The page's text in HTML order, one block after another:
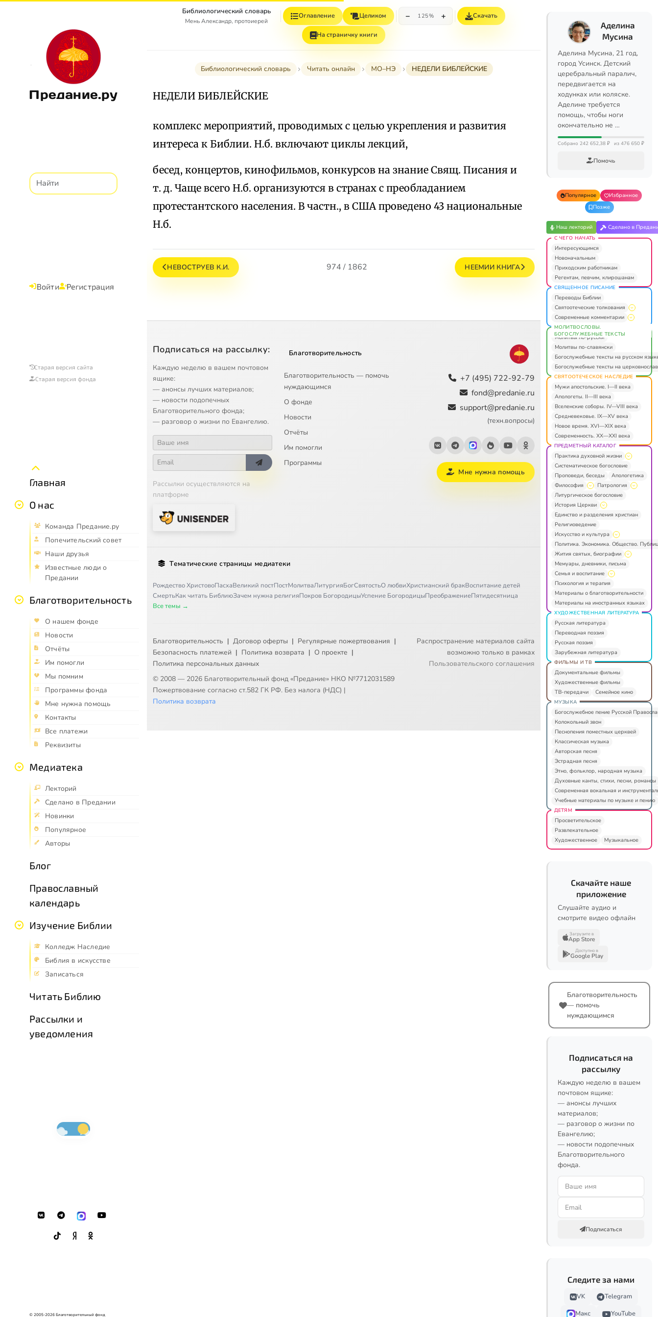
Предание.ру
Войти Регистрация
Старая версия сайта
Старая версия фонда
Главная
О нас
Команда Предание.ру
Попечительский совет
Наши друзья
Известные люди о
Предании
Благотворительность
О нашем фонде
Новости
Отчёты
Им помогли
Мы помним
Программы фонда
Мне нужна помощь
Контакты
Все платежи
Реквизиты
Медиатека
Лекторий
Сделано в Предании
Новинки
Популярное
Авторы
Блог
Православный
календарь
Изучение Библии
Колледж Наследие
Библия в искусстве
Записаться
Читать Библию
Рассылки и
уведомления
© 2005-2026 Благотворительный фонд
Библиологический словарь
Мень Александр, протоиерей
Оглавление Целиком − 125% + Скачать
На страничку книги
Библиологический словарь Читать онлайн МО–НЭ НЕДЕЛИ БИБЛЕЙСКИЕ
НЕДЕЛИ БИБЛЕЙСКИЕ
комплекс мероприятий, проводимых с целью укрепления и развития
интереса к Библии. Н.б. включают циклы лекций,
бесед, концертов, кинофильмов, конкурсов на знание Свящ. Писания и
т. д. Чаще всего Н.б. организуются в странах с преобладанием
протестантского населения. В частн., в США проведено 43 национальные
Н.б.
НЕВОСТРУЕВ К.И. 974 / 1862 НЕЕМИИ КНИГА
Подписаться на рассылку:
Каждую неделю в вашем почтовом
ящике:
— анонсы лучших материалов;
— новости подопечных
Благотворительного фонда;
— разговор о жизни по Евангелию.
Рассылки осуществляются на
платформе
Благотворительность
Благотворительность — помочь
нуждающимся
О фонде
Новости
Отчёты
Им помогли
Программы
+7 (495) 722-92-79
fond@predanie.ru
support@predanie.ru
(техн.вопросы)
Мне нужна помощь
Тематические страницы медиатеки
Рождество ХристовоПасхаВеликий постПостМолитваЛитургияБогСвятостьО любвиХристианский бракВоспитание детей
СмертьКак читать БиблиюЗачем нужна религияПокров БогородицыУспение БогородицыПреображениеПятидесятница
Все темы →
Благотворительность | Договор оферты | Регулярные пожертвования |
Безопасность платежей | Политика возврата | О проекте |
Политика персональных данных
© 2008 — 2026 Благотворительный фонд «Предание» НКО №7712031589
Пожертвование согласно ст.582 ГК РФ. Без налога (НДС) |
Политика возврата
Распространение материалов сайта
возможно только в рамках
Пользовательского соглашения
Аделина
Мусина
Аделина Мусина, 21 год,
город Усинск. Детский
церебральный паралич,
передвигается на
ходунках или коляске.
Аделине требуется
помощь, чтобы ноги
окончательно не …
Собрано 242 652,38 ₽ из 476 650 ₽
Помочь
Популярное
Избранное
Позже
Наш лекторий Сделано в
С ЧЕГО НАЧАТЬ
Интересующимся
Новоначальным
Приходским работникам
Регентам, певчим, клирошанам
СВЯЩЕННОЕ ПИСАНИЕ
Переводы Библии
Святоотеческие толкования
Современные комментарии
МОЛИТВОСЛОВЫ.
БОГОСЛУЖЕБНЫЕ ТЕКСТЫ
Молитвы по-русски
Молитвы по-славянски
Богослужебные тексты на русском
Богослужебные тексты на
СВЯТООТЕЧЕСКОЕ НАСЛЕДИЕ
Мужи апостольские. I—II века
Апологеты. II—III века
Вселенские соборы. IV—VIII века
Средневековье. IX—XV века
Новое время. XVI—XIX века
Современность. XX—XXI века
ПРЕДМЕТНЫЙ КАТАЛОГ
Практика духовной жизни
Систематическое богословие
Проповеди, беседы
Апологетика
Философия
Патрология
Литургическое богословие
История Церкви
Единство и разделения христиан
Религиоведение
Искусство и культура
Политика. Экономика. Общество.
Жития святых, биографии
Мемуары, дневники, письма
Семья и воспитание
Психология и терапия
Материалы о благотворительности
Материалы на иностранных языках
ХУДОЖЕСТВЕННАЯ ЛИТЕРАТУРА
Русская литература
Переводная поэзия
Русская поэзия
Зарубежная литература
ФИЛЬМЫ И ТВ
Документальные фильмы
Художественные фильмы
ТВ-передачи
Семейное кино
МУЗЫКА
Богослужебное пение Русской
Колокольный звон
Песнопения поместных церквей
Классическая музыка
Авторская песня
Эстрадная песня
Этно, фольклор, народная музыка
Духовные канты, стихи, песни, романсы
Современная вокальная и
Учебные материалы по музыке и пению
ДЕТЯМ
Просветительское
Развлекательное
Художественное
Музыкальное
Скачайте наше
приложение
Слушайте аудио и
смотрите видео офлайн
Загрузите в
App Store
Доступно в
Google Play
Благотворительность
— помочь
нуждающимся
Подписаться на
рассылку
Каждую неделю в вашем
почтовом ящике:
— анонсы лучших
материалов;
— разговор о жизни по
Евангелию;
— новости подопечных
Благотворительного
фонда.
Подписаться
Следите за нами
VK
Telegram
Макс
YouTube